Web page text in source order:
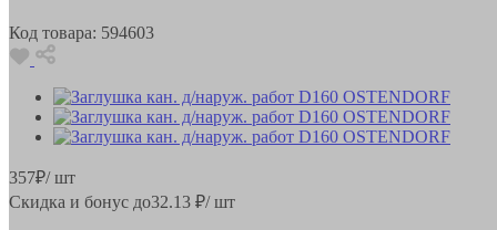
Код товара: 594603
357₽/ шт
Скидка и бонус до32.13 ₽/ шт